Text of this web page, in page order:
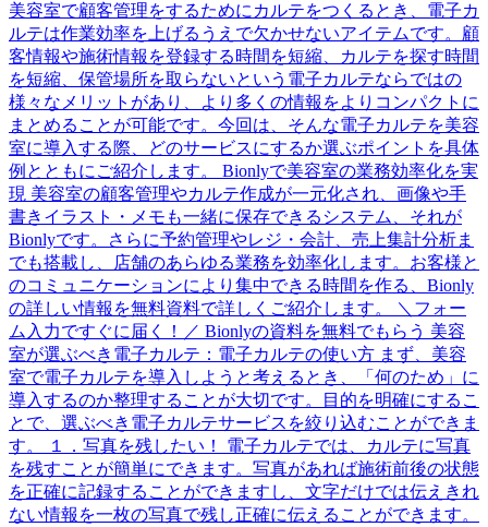
美容室で顧客管理をするためにカルテをつくるとき、電子カ
ルテは作業効率を上げるうえで欠かせないアイテムです。顧
客情報や施術情報を登録する時間を短縮、カルテを探す時間
を短縮、保管場所を取らないという電子カルテならではの
様々なメリットがあり、より多くの情報をよりコンパクトに
まとめることが可能です。今回は、そんな電子カルテを美容
室に導入する際、どのサービスにするか選ぶポイントを具体
例とともにご紹介します。 Bionlyで美容室の業務効率化を実
現 美容室の顧客管理やカルテ作成が一元化され、画像や手
書きイラスト・メモも一緒に保存できるシステム、それが
Bionlyです。さらに予約管理やレジ・会計、売上集計分析ま
でも搭載し、店舗のあらゆる業務を効率化します。お客様と
のコミュニケーションにより集中できる時間を作る、Bionly
の詳しい情報を無料資料で詳しくご紹介します。 ＼フォー
ム入力ですぐに届く！／ Bionlyの資料を無料でもらう 美容
室が選ぶべき電子カルテ：電子カルテの使い方 まず、美容
室で電子カルテを導入しようと考えるとき、「何のため」に
導入するのか整理することが大切です。目的を明確にするこ
とで、選ぶべき電子カルテサービスを絞り込むことができま
す。 １．写真を残したい！ 電子カルテでは、カルテに写真
を残すことが簡単にできます。写真があれば施術前後の状態
を正確に記録することができますし、文字だけでは伝えきれ
ない情報を一枚の写真で残し正確に伝えることができます。